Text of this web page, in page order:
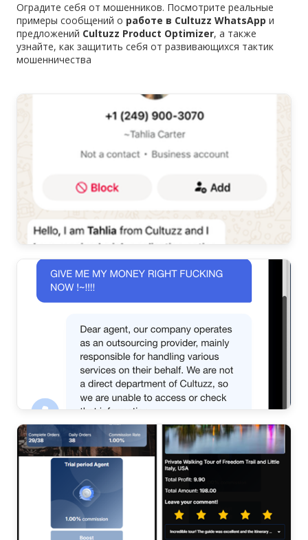
Оградите себя от мошенников. Посмотрите реальные
примеры сообщений о работе в Cultuzz WhatsApp и
предложений Cultuzz Product Optimizer, а также
узнайте, как защитить себя от развивающихся тактик
мошенничества